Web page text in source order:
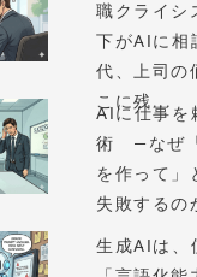
職クライ
下がAIに相
代、上司の
こに残...
AIに仕事を
術 —なぜ
を作って」
失敗するの
生成AIは、